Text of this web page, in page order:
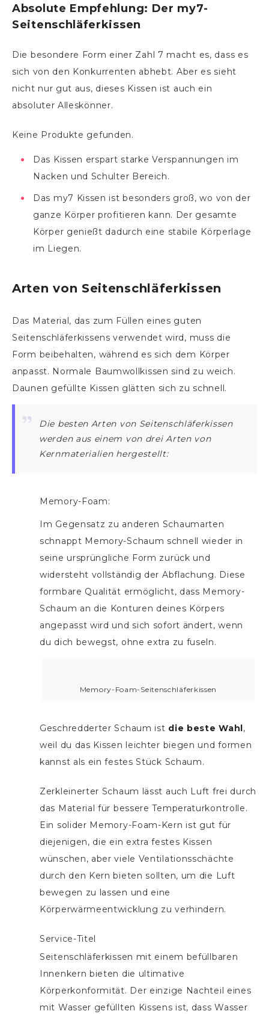
Absolute Empfehlung: Der my7-
Seitenschläferkissen
Die besondere Form einer Zahl 7 macht es, dass es
sich von den Konkurrenten abhebt. Aber es sieht
nicht nur gut aus, dieses Kissen ist auch ein
absoluter Alleskönner.
Keine Produkte gefunden.
Das Kissen erspart starke Verspannungen im
Nacken und Schulter Bereich.
Das my7 Kissen ist besonders groß, wo von der
ganze Körper profitieren kann. Der gesamte
Körper genießt dadurch eine stabile Körperlage
im Liegen.
Arten von Seitenschläferkissen
Das Material, das zum Füllen eines guten
Seitenschläferkissens verwendet wird, muss die
Form beibehalten, während es sich dem Körper
anpasst. Normale Baumwollkissen sind zu weich.
Daunen gefüllte Kissen glätten sich zu schnell.
Die besten Arten von Seitenschläferkissen
werden aus einem von drei Arten von
Kernmaterialien hergestellt:
Memory-Foam:
Im Gegensatz zu anderen Schaumarten
schnappt Memory-Schaum schnell wieder in
seine ursprüngliche Form zurück und
widersteht vollständig der Abflachung. Diese
formbare Qualität ermöglicht, dass Memory-
Schaum an die Konturen deines Körpers
angepasst wird und sich sofort ändert, wenn
du dich bewegst, ohne extra zu fuseln.
Memory-Foam-Seitenschläferkissen
Geschredderter Schaum ist die beste Wahl ,
weil du das Kissen leichter biegen und formen
kannst als ein festes Stück Schaum.
Zerkleinerter Schaum lässt auch Luft frei durch
das Material für bessere Temperaturkontrolle.
Ein solider Memory-Foam-Kern ist gut für
diejenigen, die ein extra festes Kissen
wünschen, aber viele Ventilationsschächte
durch den Kern bieten sollten, um die Luft
bewegen zu lassen und eine
Körperwärmeentwicklung zu verhindern.
Service-Titel
Seitenschläferkissen mit einem befüllbaren
Innenkern bieten die ultimative
Körperkonformität. Der einzige Nachteil eines
mit Wasser gefüllten Kissens ist, dass Wasser